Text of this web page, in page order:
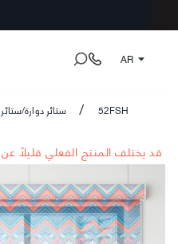
AR
ستائر دوارة/ستائر / 52FSH
*قد يختلف المنتج الفعلي قليلاً